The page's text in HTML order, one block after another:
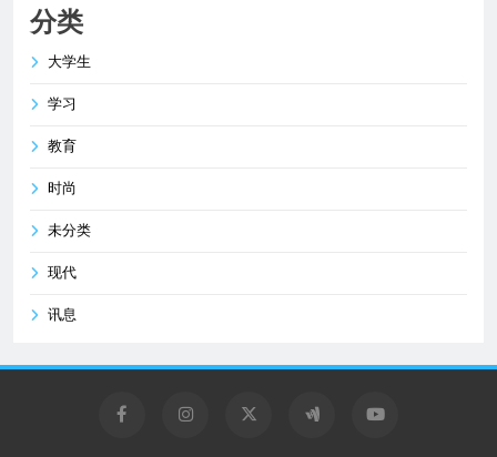
分类
大学生
学习
教育
时尚
未分类
现代
讯息